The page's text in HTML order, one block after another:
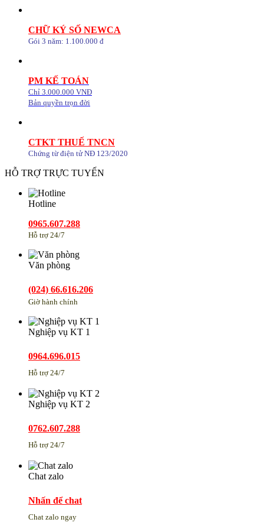
CHỮ KÝ SỐ NEWCA
Gói 3 năm: 1.100.000 đ
PM KẾ TOÁN
Chỉ 3.000.000 VNĐ
Bản quyền trọn đời
CTKT THUẾ TNCN
Chứng từ điện tử NĐ 123/2020
HỖ TRỢ TRỰC TUYẾN
Hotline
0965.607.288
Hỗ trợ 24/7
Văn phòng
(024) 66.616.206
Giờ hành chính
Nghiệp vụ KT 1
0964.696.015
Hỗ trợ 24/7
Nghiệp vụ KT 2
0762.607.288
Hỗ trợ 24/7
Chat zalo
Nhấn để chat
Chat zalo ngay